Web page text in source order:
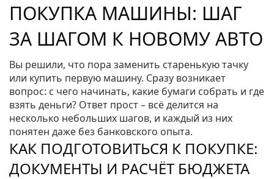
ПОКУПКА МАШИНЫ: ШАГ
ЗА ШАГОМ К НОВОМУ АВТО
Вы решили, что пора заменить старенькую тачку
или купить первую машину. Сразу возникает
вопрос: с чего начинать, какие бумаги собрать и где
взять деньги? Ответ прост – всё делится на
несколько небольших шагов, и каждый из них
понятен даже без банковского опыта.
КАК ПОДГОТОВИТЬСЯ К ПОКУПКЕ:
ДОКУМЕНТЫ И РАСЧЁТ БЮДЖЕТА